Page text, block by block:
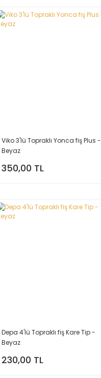
Viko 3'lü Topraklı Yonca fiş Plus -
Beyaz
350,00 TL
Depa 4'lü Topraklı fiş Kare Tip -
Beyaz
230,00 TL